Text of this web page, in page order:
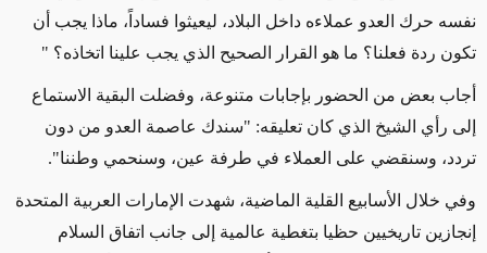
نفسه حرك العدو عملاءه داخل البلاد، ليعيثوا فساداً، ماذا يجب أن
تكون ردة فعلنا؟ ما هو القرار الصحيح الذي يجب علينا اتخاذه؟ "
أجاب بعض من الحضور بإجابات متنوعة، وفضلت البقية الاستماع
إلى رأي الشيخ الذي كان تعليقه: "سندك عاصمة العدو من دون
تردد، وسنقضي على العملاء في طرفة عين، وسنحمي وطننا".
وفي خلال الأسابيع القلية الماضية، شهدت الإمارات العربية المتحدة
إنجازين تاريخيين حظيا بتغطية عالمية إلى جانب اتفاق السلام